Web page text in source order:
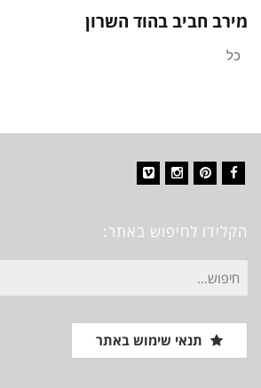
מירב חביב בהוד השרון
כל
הקלידו לחיפוש באתר:
חיפוש
עבור:
תנאי שימוש באתר